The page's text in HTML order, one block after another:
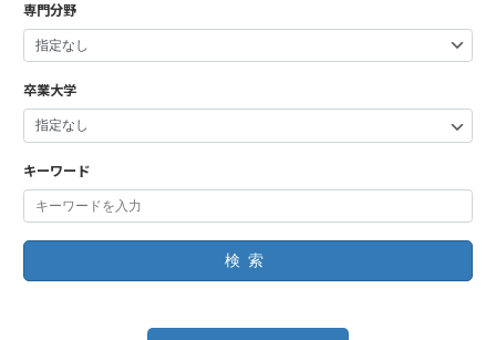
専門分野
卒業大学
キーワード
検索